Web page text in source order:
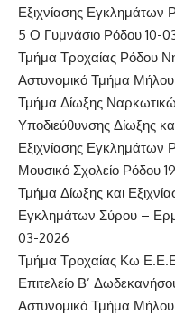
Εξιχνίασης Εγκλημάτων
5 Ο Γυμνάσιο Ρόδου 10-
Τμήμα Τροχαίας Ρόδου
Αστυνομικό Τμήμα
Τμήμα Δίωξης
Υποδιεύθυνσης Δίωξης
Εξιχνίασης Εγκλημάτων
Μουσικό Σχολείο Ρόδου
Τμήμα Δίωξης και
Εγκλημάτων Σύρου –
03-2026
Τμήμα Τροχαίας Κω
Επιτελείο Β’
Αστυνομικό Τμήμα